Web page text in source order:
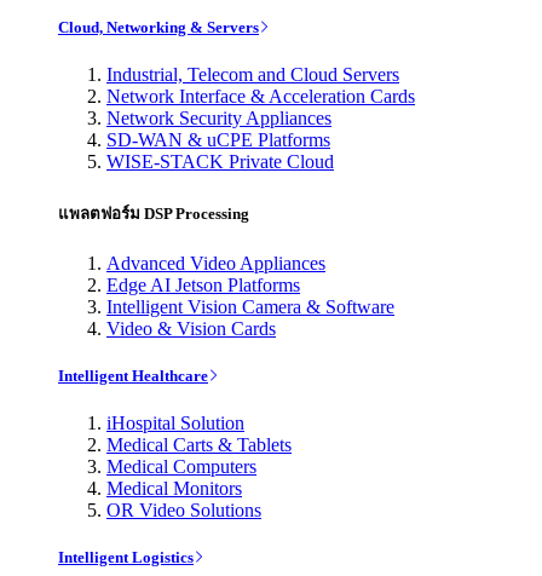
Cloud, Networking & Servers
Industrial, Telecom and Cloud Servers
Network Interface & Acceleration Cards
Network Security Appliances
SD-WAN & uCPE Platforms
WISE-STACK Private Cloud
แพลตฟอร์ม DSP Processing
Advanced Video Appliances
Edge AI Jetson Platforms
Intelligent Vision Camera & Software
Video & Vision Cards
Intelligent Healthcare
iHospital Solution
Medical Carts & Tablets
Medical Computers
Medical Monitors
OR Video Solutions
Intelligent Logistics